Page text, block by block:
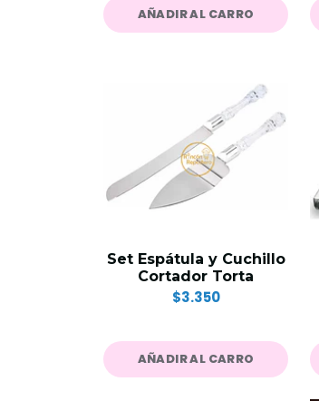
AÑADIR AL CARRO
Set Espátula y Cuchillo
Cortador Torta
$3.350
AÑADIR AL CARRO